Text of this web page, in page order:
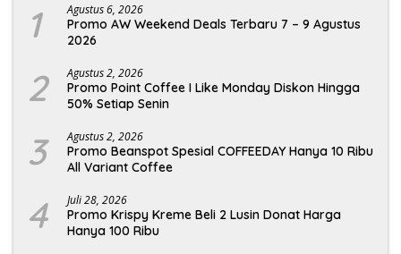
1 Agustus 6, 2026
Promo AW Weekend Deals Terbaru 7 – 9 Agustus
2026
2 Agustus 2, 2026
Promo Point Coffee I Like Monday Diskon Hingga
50% Setiap Senin
3 Agustus 2, 2026
Promo Beanspot Spesial COFFEEDAY Hanya 10 Ribu
All Variant Coffee
4 Juli 28, 2026
Promo Krispy Kreme Beli 2 Lusin Donat Harga
Hanya 100 Ribu